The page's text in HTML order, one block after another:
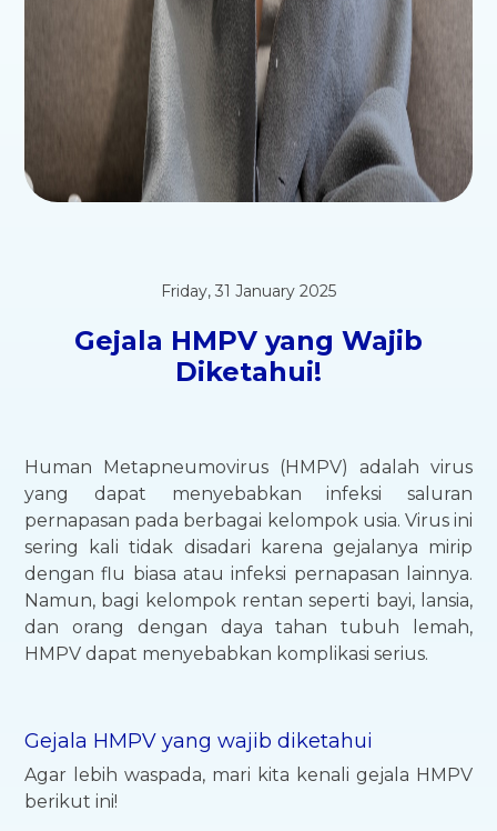
Friday, 31 January 2025
Gejala HMPV yang Wajib
Diketahui!
Human Metapneumovirus (HMPV) adalah virus
yang dapat menyebabkan infeksi saluran
pernapasan pada berbagai kelompok usia. Virus ini
sering kali tidak disadari karena gejalanya mirip
dengan flu biasa atau infeksi pernapasan lainnya.
Namun, bagi kelompok rentan seperti bayi, lansia,
dan orang dengan daya tahan tubuh lemah,
HMPV dapat menyebabkan komplikasi serius.
Gejala HMPV yang wajib diketahui
Agar lebih waspada, mari kita kenali gejala HMPV
berikut ini!